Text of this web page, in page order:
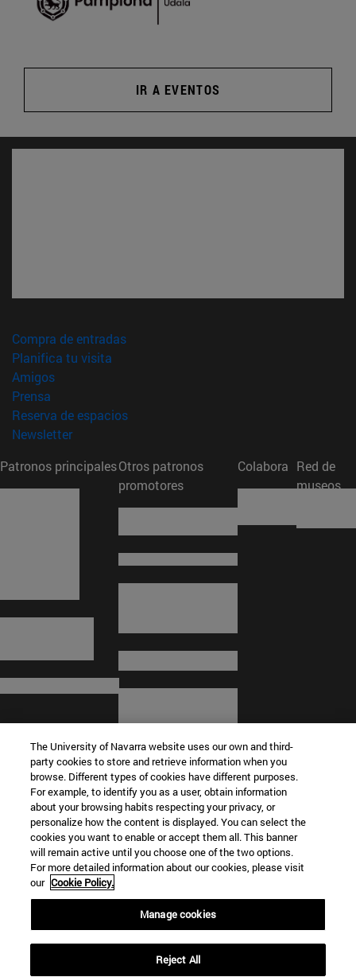
IR A EVENTOS
Compra de entradas(abre en nueva ventana)
Planifica tu visita
Amigos(abre en nueva ventana)
Prensa
Reserva de espacios(abre en nueva ventana)
Newsletter(abre en nueva ventana)
Patronos principalesOtros patronos
promotores
Colabora Red de
museos
© Universidad de Navarra
Información legal
Términos y condiciones
Accesibilidad
Configuración de cookies
Localizador de campus
The University of Navarra website uses our own and third-
party cookies to store and retrieve information when you
browse. Different types of cookies have different purposes.
For example, to identify you as a user, obtain information
about your browsing habits respecting your privacy, or
personalize how the content is displayed. You can select the
cookies you want to enable or accept them all. This banner
will remain active until you choose one of the two options.
For more detailed information about our cookies, please visit
our Cookie Policy.
Manage cookies
Reject All